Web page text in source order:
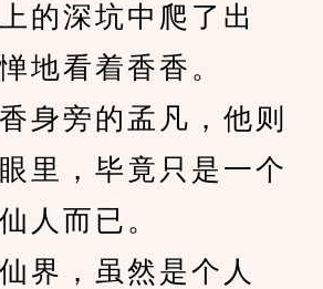
的深坑中爬了出
地看着香香。
旁的孟凡，他则
里，毕竟只是一个
人而已。
，虽然是个人